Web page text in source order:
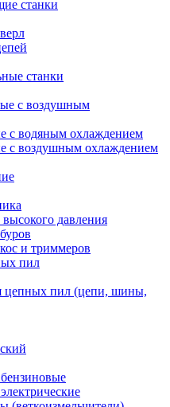
станки
станки
с воздушным
с водяным охлаждением
с воздушным охлаждением
давления
и триммеров
пил
цепных пил (цепи, шины,